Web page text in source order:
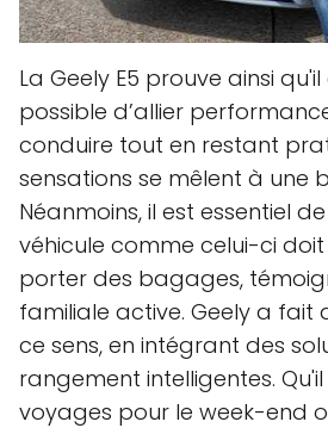
La Geely E5 prouve ainsi
possible d’allier
conduire tout en restant
sensations se mêlent à une
Néanmoins, il est essentiel
véhicule comme celui-ci
porter des bagages,
familiale active. Geely a fait
ce sens, en intégrant des
rangement intelligentes.
voyages pour le week-end